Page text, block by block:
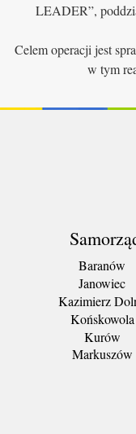
LEADER”,
Celem operacji jest
w tym
Baranów
Janowiec
Kazimierz
Końskowola
Kurów
Markuszów